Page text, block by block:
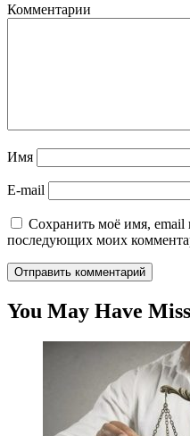
Комментарии
Имя
E-mail
Сохранить моё имя, email
последующих моих
You May Have